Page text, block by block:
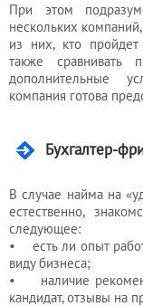
При этом
нескольких
из них, кто
также сравнивать
дополнительные
компания готова
Бухгалтер-
В случае найма на
естественно,
следующее:
• есть ли опыт
виду бизнеса;
• наличие
кандидат, отзывы на